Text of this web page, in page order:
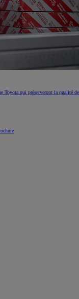
Toyota qui préserveront la qualité de